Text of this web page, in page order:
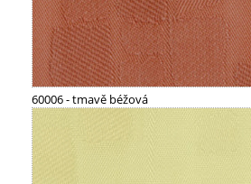
60006 - tmavě béžová